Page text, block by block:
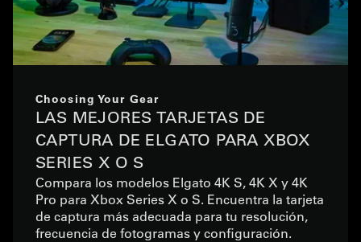
Choosing Your Gear
LAS MEJORES TARJETAS DE
CAPTURA DE ELGATO PARA XBOX
SERIES X O S
Compara los modelos Elgato 4K S, 4K X y 4K
Pro para Xbox Series X o S. Encuentra la tarjeta
de captura más adecuada para tu resolución,
frecuencia de fotogramas y configuración.